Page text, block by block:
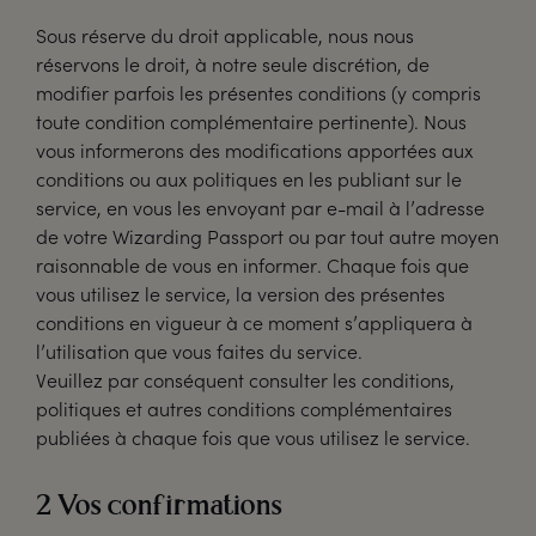
Sous réserve du droit applicable, nous nous
réservons le droit, à notre seule discrétion, de
modifier parfois les présentes conditions (y compris
toute condition complémentaire pertinente). Nous
vous informerons des modifications apportées aux
conditions ou aux politiques en les publiant sur le
service, en vous les envoyant par e-mail à l’adresse
de votre Wizarding Passport ou par tout autre moyen
raisonnable de vous en informer. Chaque fois que
vous utilisez le service, la version des présentes
conditions en vigueur à ce moment s’appliquera à
l’utilisation que vous faites du service.
Veuillez par conséquent consulter les conditions,
politiques et autres conditions complémentaires
publiées à chaque fois que vous utilisez le service.
2 Vos confirmations